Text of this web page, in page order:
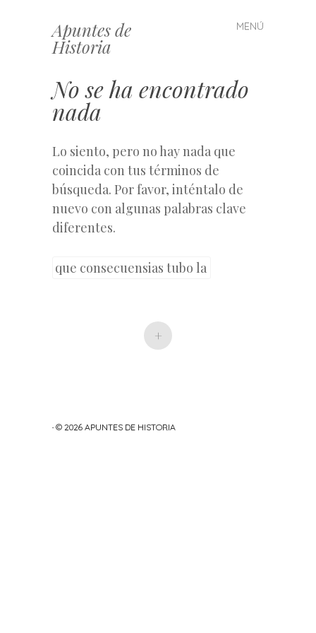
Apuntes de
Historia
MENÚ
Saltar
al
No se ha encontrado
nada
Lo siento, pero no hay nada que
coincida con tus términos de
búsqueda. Por favor, inténtalo de
nuevo con algunas palabras clave
diferentes.
Buscar
+
· © 2026 APUNTES DE HISTORIA